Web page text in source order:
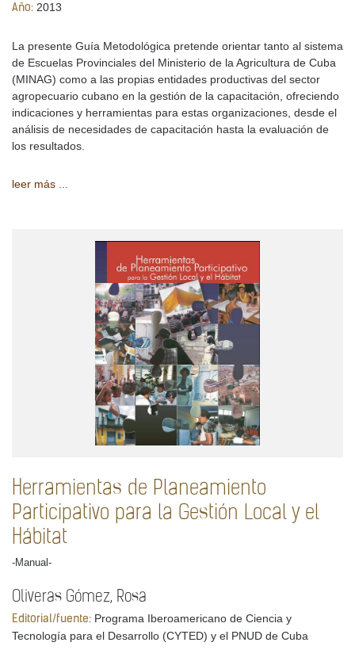
Año: 2013
La presente Guía Metodológica pretende orientar tanto al sistema
de Escuelas Provinciales del Ministerio de la Agricultura de Cuba
(MINAG) como a las propias entidades productivas del sector
agropecuario cubano en la gestión de la capacitación, ofreciendo
indicaciones y herramientas para estas organizaciones, desde el
análisis de necesidades de capacitación hasta la evaluación de
los resultados.
leer más ...
Herramientas de Planeamiento
Participativo para la Gestión Local y el
Hábitat
-Manual-
Oliveras Gómez, Rosa
Editorial/fuente: Programa Iberoamericano de Ciencia y
Tecnología para el Desarrollo (CYTED) y el PNUD de Cuba